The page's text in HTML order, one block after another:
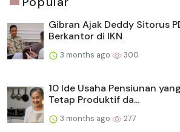
Gibran Ajak Deddy Sitorus
Berkantor di IKN
3 months ago 300
10 Ide Usaha Pensiunan
Tetap Produktif da...
3 months ago 277